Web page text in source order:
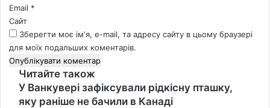
Email *
Сайт
Зберегти моє ім'я, e-mail, та адресу сайту в цьому браузері
для моїх подальших коментарів.
Читайте також
Close
У Ванкувері зафіксували рідкісну пташку,
яку раніше не бачили в Канаді